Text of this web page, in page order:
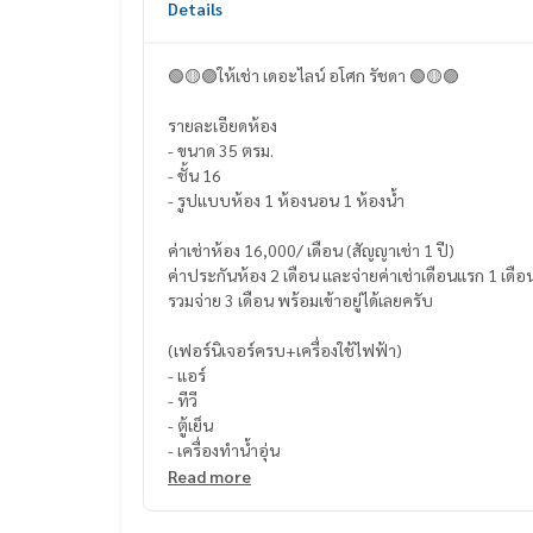
Details
🟢🟡🟣ให้เช่า เดอะไลน์ อโศก รัชดา 🟢🟡🟣
รายละเอียดห้อง
- ขนาด 35 ตรม.
- ชั้น 16
- รูปแบบห้อง 1 ห้องนอน 1 ห้องน้ำ
ค่าเช่าห้อง 16,000/ เดือน (สัญญาเช่า 1 ปี)
ค่าประกันห้อง 2 เดือน และจ่ายค่าเช่าเดือนแรก 1 เดือ
รวมจ่าย 3 เดือน พร้อมเข้าอยู่ได้เลยครับ
(เฟอร์นิเจอร์ครบ+เครื่องใช้ไฟฟ้า)
- แอร์
- ทีวี
- ตู้เย็น
- เครื่องทำน้ำอุ่น
Read more